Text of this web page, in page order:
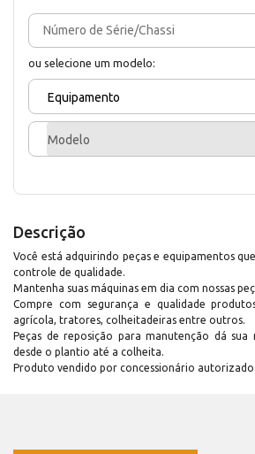
ou selecione um modelo:
Equipamento
Modelo
Descrição
Você está adquirindo peças e equipamentos
controle de qualidade.
Mantenha suas máquinas em dia com nossas
Compre com segurança e qualidade
agrícola, tratores, colheitadeiras entre outros.
Peças de reposição para manutenção dá
desde o plantio até a colheita.
Produto vendido por concessionário autorizado.